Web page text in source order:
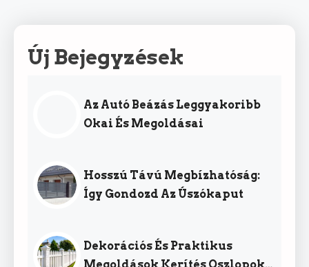
Új Bejegyzések
Az Autó Beázás Leggyakoribb
Okai És Megoldásai
Hosszú Távú Megbízhatóság:
Így Gondozd Az Úszókaput
Dekorációs És Praktikus